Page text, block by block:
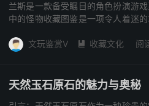
兰斯是一款备受瞩目的角色扮演游
中的怪物收藏图鉴是一项令人着迷
力... 文玩鉴赏V  收藏文化 阅
天然玉石原石的魅力与奥秘